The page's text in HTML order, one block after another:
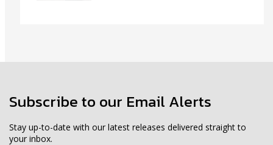
Subscribe to our Email Alerts
Stay up-to-date with our latest releases delivered straight to
your inbox.